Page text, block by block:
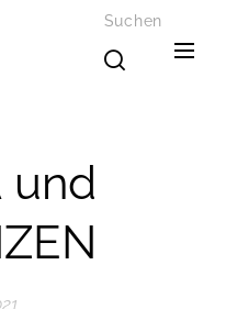
Suchen
und